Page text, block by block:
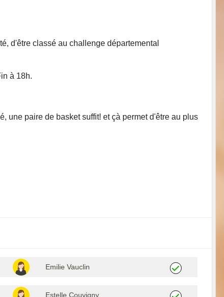
d'être classé au challenge départemental
à 18h.
une paire de basket suffit! et çà permet d'être au plus
Emilie Vauclin
Estelle Couvigny